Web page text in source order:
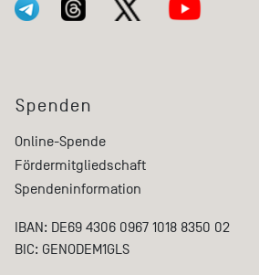
Spenden
Online-Spende
Fördermitgliedschaft
Spendeninformation
IBAN: DE69 4306 0967 1018 8350 02
BIC: GENODEM1GLS